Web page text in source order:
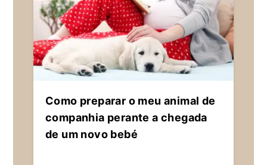
Como preparar o meu animal de
companhia perante a chegada
de um novo bebé